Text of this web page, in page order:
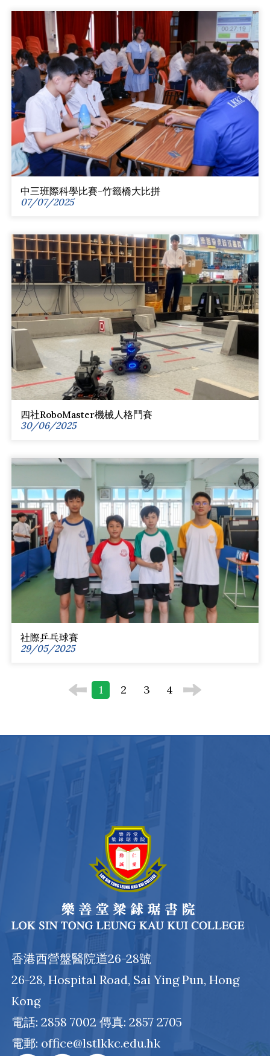
中三班際科學比賽-竹籤橋大比拼
07/07/2025
四社RoboMaster機械人格鬥賽
30/06/2025
社際乒乓球賽
29/05/2025
1 2 3 4
香港西營盤醫院道26-28號
26-28, Hospital Road, Sai Ying Pun, Hong
Kong
電話: 2858 7002 傳真: 2857 2705
電郵: office@lstlkkc.edu.hk